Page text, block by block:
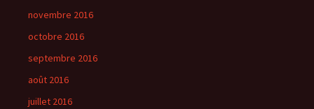
novembre 2016
octobre 2016
septembre 2016
août 2016
juillet 2016